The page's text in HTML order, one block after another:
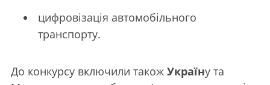
цифровізація автомобільного
транспорту.
До конкурсу включили також Україну та